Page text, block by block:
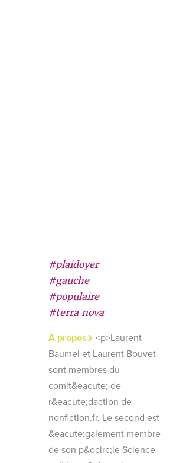
#plaidoyer
#gauche
#populaire
#terra nova
À propos
<p>Laurent
Baumel et Laurent Bouvet
sont membres du
comit&eacute; de
r&eacute;daction de
nonfiction.fr. Le second est
&eacute;galement membre
de son p&ocirc;le Science